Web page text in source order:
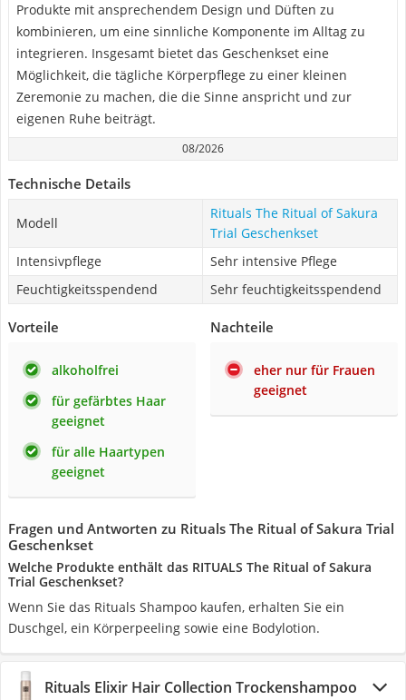
Produkte mit ansprechendem Design und Düften zu
kombinieren, um eine sinnliche Komponente im Alltag zu
integrieren. Insgesamt bietet das Geschenkset eine
Möglichkeit, die tägliche Körperpflege zu einer kleinen
Zeremonie zu machen, die die Sinne anspricht und zur
eigenen Ruhe beiträgt.
08/2026
Technische Details
Modell
Rituals The Ritual of Sakura
Trial Geschenkset
Intensivpflege
Sehr intensive Pflege
Feuchtigkeitsspendend
Sehr feuchtigkeitsspendend
Vorteile
alkoholfrei
für gefärbtes Haar
geeignet
für alle Haartypen
geeignet
Nachteile
eher nur für Frauen
geeignet
Fragen und Antworten zu Rituals The Ritual of Sakura Trial
Geschenkset
Welche Produkte enthält das RITUALS The Ritual of Sakura
Trial Geschenkset?
Wenn Sie das Rituals Shampoo kaufen, erhalten Sie ein
Duschgel, ein Körperpeeling sowie eine Bodylotion.
Rituals Elixir Hair Collection Trockenshampoo